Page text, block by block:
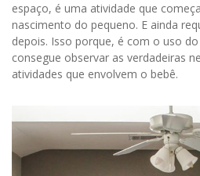
espaço, é uma atividade que
nascimento do pequeno. E ainda
depois. Isso porque, é com o uso
consegue observar as verdadeiras
atividades que envolvem o bebê.